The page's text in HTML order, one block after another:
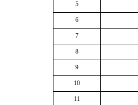
5
6
7
8
9
10
11